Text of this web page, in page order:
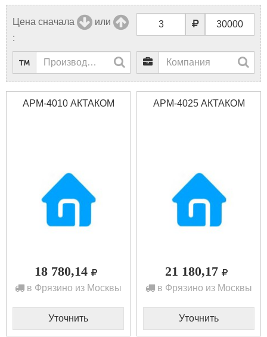
Цена сначала
или
:
АРМ-4010 АКТАКОМ
18 780,14
в Фрязино из Москвы
Уточнить
АРМ-4025 АКТАКОМ
21 180,17
в Фрязино из Москвы
Уточнить